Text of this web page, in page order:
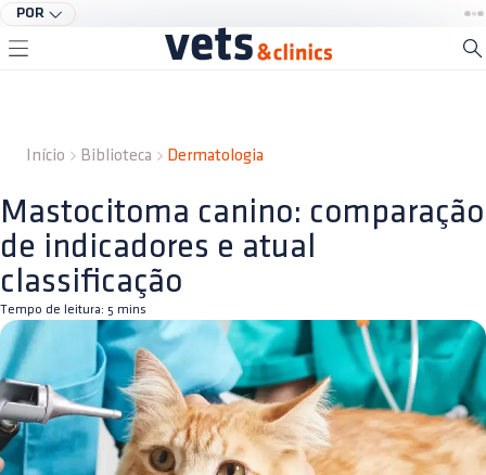
POR
Início Biblioteca Dermatologia
Mastocitoma canino: comparação
de indicadores e atual
classificação
Tempo de leitura: 5 mins